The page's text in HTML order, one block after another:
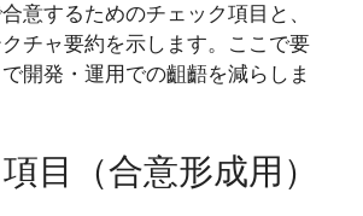
意するためのチェック項目と、
チャ要約を示します。ここで要
開発・運用での齟齬を減らしま
目（合意形成用）